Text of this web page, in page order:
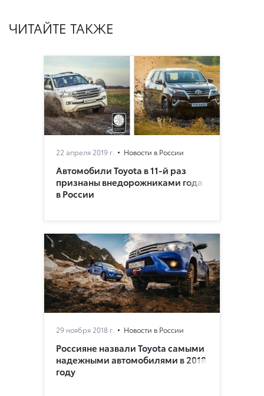
ЧИТАЙТЕ ТАКЖЕ
22 апреля 2019 г. Новости в России
Автомобили Toyota в 11-й раз
признаны внедорожниками года
в России
29 ноября 2018 г. Новости в России
Россияне назвали Toyota самыми
надежными автомобилями в 2018
году